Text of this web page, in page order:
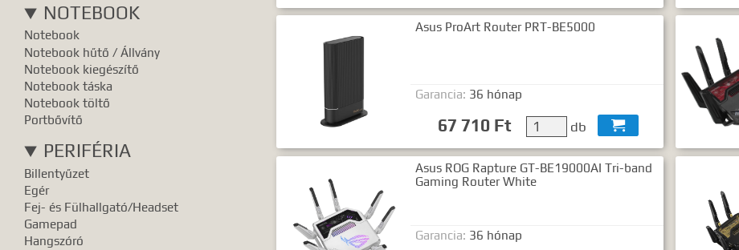
NOTEBOOK
Notebook
Notebook hűtő / Állvány
Notebook kiegészítő
Notebook táska
Notebook töltő
Portbővítő
PERIFÉRIA
Billentyűzet
Egér
Fej- és Fülhallgató/Headset
Gamepad
Hangszóró
Asus ProArt Router PRT-BE5000
Garancia: 36 hónap
67 710 Ft db 
Asus ROG Rapture GT-BE19000AI Tri-band
Gaming Router White
Garancia: 36 hónap